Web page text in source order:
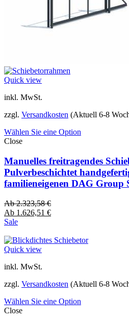
Quick view
inkl. MwSt.
zzgl. Versandkosten (Aktuell 6-8
Wählen Sie eine Option
Close
Manuelles freitragendes
Pulverbeschichtet
familieneigenen DAG Group
Ab2.323,58€
Ab 1.626,51 €
Sale
Quick view
inkl. MwSt.
zzgl. Versandkosten (Aktuell 6-8
Wählen Sie eine Option
Close